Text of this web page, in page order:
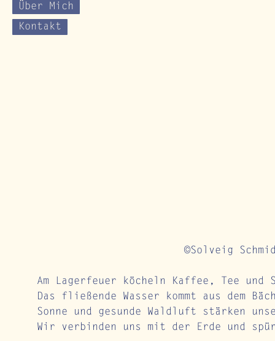
Über Mich
Kontakt
©Solveig
Am Lagerfeuer köcheln Kaffee, Tee und
Das fließende Wasser kommt aus dem
Sonne und gesunde Waldluft stärken
Wir verbinden uns mit der Erde und